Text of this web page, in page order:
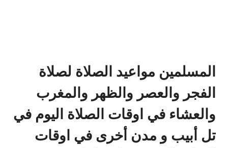
المسلمين مواعيد الصلاة لصلاة
الفجر والعصر والظهر والمغرب
والعشاء في اوقات الصلاة اليوم في
تل أبيب و مدن أخرى في اوقات